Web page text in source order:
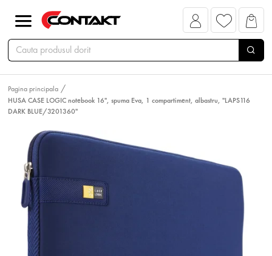
Pagina principala
HUSA CASE LOGIC notebook 16", spuma Eva, 1 compartiment, albastru, "LAPS116
DARK BLUE/3201360"